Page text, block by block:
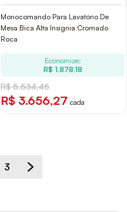
Monocomando Para Lavatório De
Mesa Bica Alta Insígnia Cromado
Roca
Economize:
R$ 1.878,18
R$ 5.534,45
R$ 3.656,27 cada
3